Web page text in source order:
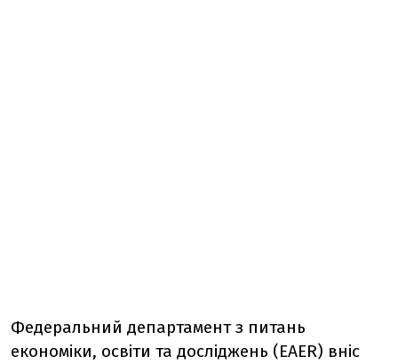
Федеральний департамент з питань
економіки, освіти та досліджень (EAER) вніс